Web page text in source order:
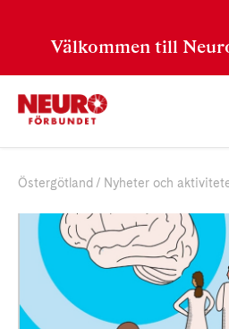
Välkommen till
Östergötland Nyheter och